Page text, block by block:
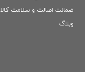
ضمانت اصالت و سلامت كالا
وبلاگ